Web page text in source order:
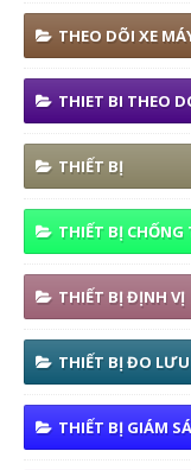
THEO DÕI XE
THIET BI THEO
THIẾT BỊ
THIẾT BỊ CHỐNG
THIẾT BỊ ĐỊNH VỊ
THIẾT BỊ ĐO
THIẾT BỊ GIÁM